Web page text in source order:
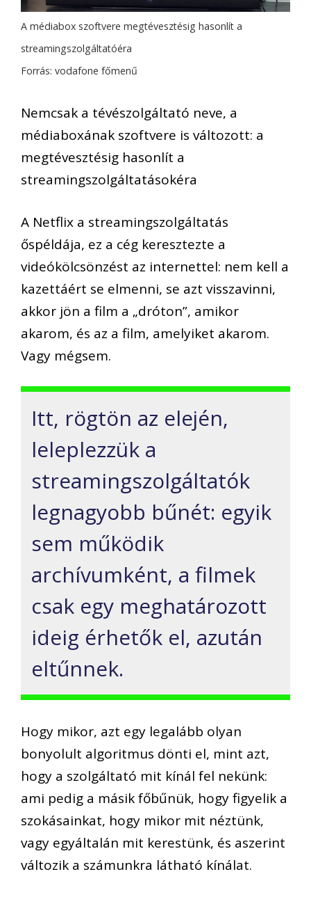
A médiabox szoftvere megtévesztésig hasonlít a
streamingszolgáltatóéra
Forrás: vodafone főmenű
Nemcsak a tévészolgáltató neve, a
médiaboxának szoftvere is változott: a
megtévesztésig hasonlít a
streamingszolgáltatásokéra
A Netflix a streamingszolgáltatás
őspéldája, ez a cég keresztezte a
videókölcsönzést az internettel: nem kell a
kazettáért se elmenni, se azt visszavinni,
akkor jön a film a „dróton”, amikor
akarom, és az a film, amelyiket akarom.
Vagy mégsem.
Itt, rögtön az elején,
leleplezzük a
streamingszolgáltatók
legnagyobb bűnét: egyik
sem működik
archívumként, a filmek
csak egy meghatározott
ideig érhetők el, azután
eltűnnek.
Hogy mikor, azt egy legalább olyan
bonyolult algoritmus dönti el, mint azt,
hogy a szolgáltató mit kínál fel nekünk:
ami pedig a másik főbűnük, hogy figyelik a
szokásainkat, hogy mikor mit néztünk,
vagy egyáltalán mit kerestünk, és aszerint
változik a számunkra látható kínálat.